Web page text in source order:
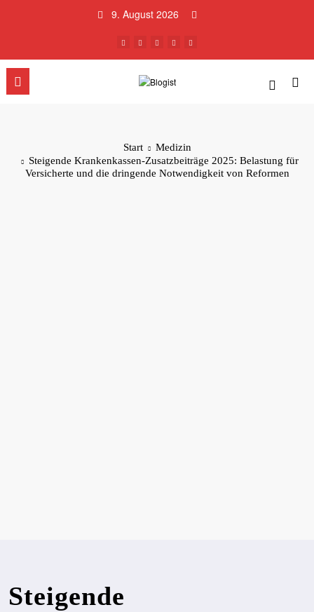
9. August 2026
Start
Medizin
Steigende Krankenkassen-Zusatzbeiträge 2025: Belastung für
Versicherte und die dringende Notwendigkeit von Reformen
Steigende